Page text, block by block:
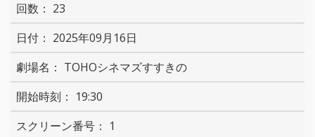
23
2025年09月16日
TOHOシネマズすすきの
19:30
1